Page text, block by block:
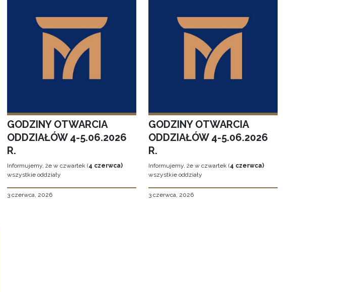
GODZINY OTWARCIA
ODDZIAŁÓW 4-5.06.2026
R.
Informujemy, że w czwartek (4 czerwca)
wszystkie oddziały
3 czerwca, 2026
GODZINY OTWARCIA
ODDZIAŁÓW 4-5.06.2026
R.
Informujemy, że w czwartek (4 czerwca)
wszystkie oddziały
3 czerwca, 2026